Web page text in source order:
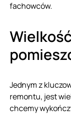
fachowców.
Jednym z
remontu, jest
chcemy